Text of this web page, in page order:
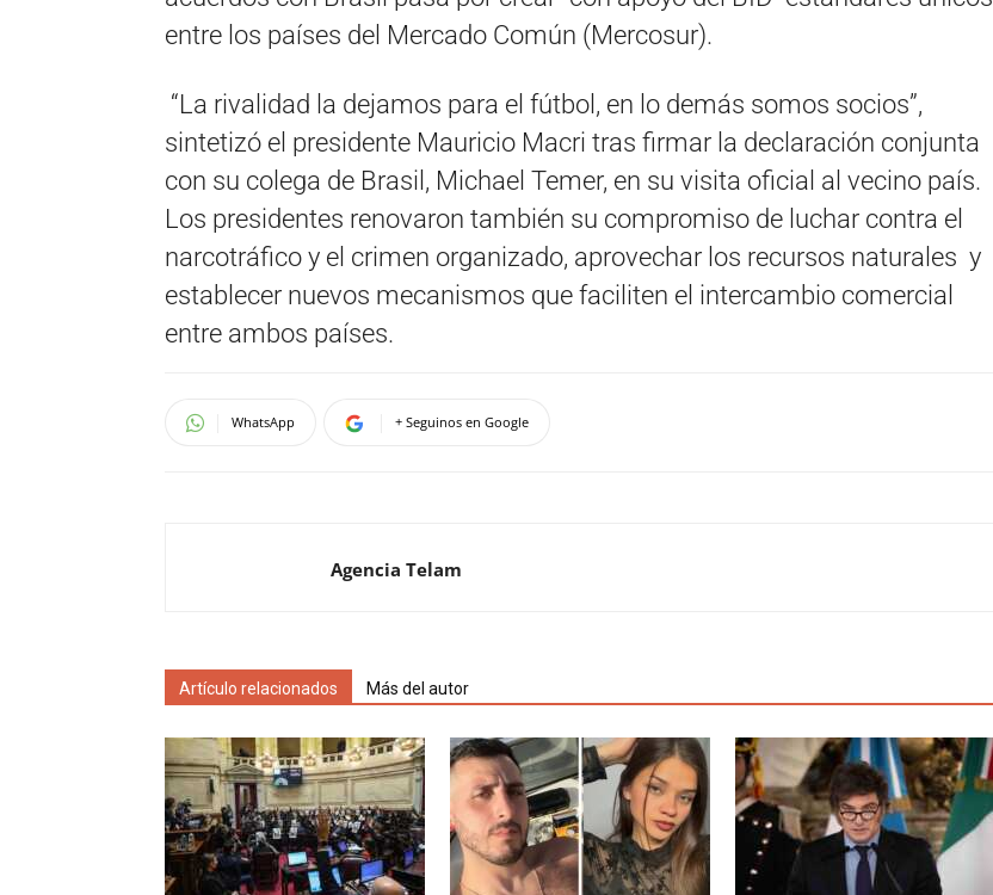
entre los países del Mercado Común (Mercosur).
“La rivalidad la dejamos para el fútbol, en lo demás somos socios”,
sintetizó el presidente Mauricio Macri tras firmar la declaración conjunta
con su colega de Brasil, Michael Temer, en su visita oficial al vecino país.
Los presidentes renovaron también su compromiso de luchar contra el
narcotráfico y el crimen organizado, aprovechar los recursos naturales y
establecer nuevos mecanismos que faciliten el intercambio comercial
entre ambos países.
WhatsApp + Seguinos en Google
Agencia Telam
Artículo relacionados Más del autor